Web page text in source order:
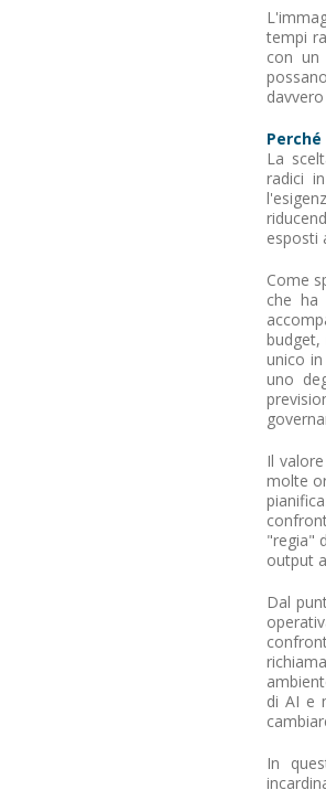
tempi
con
La
radici
esposti
Come
che ha
budget,
unico
uno
Il
molte
"regia"
output
Dal
di AI e
In